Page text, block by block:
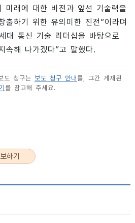
미래에 대한 비전과 앞선 기술력을
출하기 위한 유의미한 진전”이라며
대 통신 기술 리더십을 바탕으로
속해 나가겠다”고 말했다.
도 청구는 보도 청구 안내를, 그간 게재된
를 참고해 주세요.
하기